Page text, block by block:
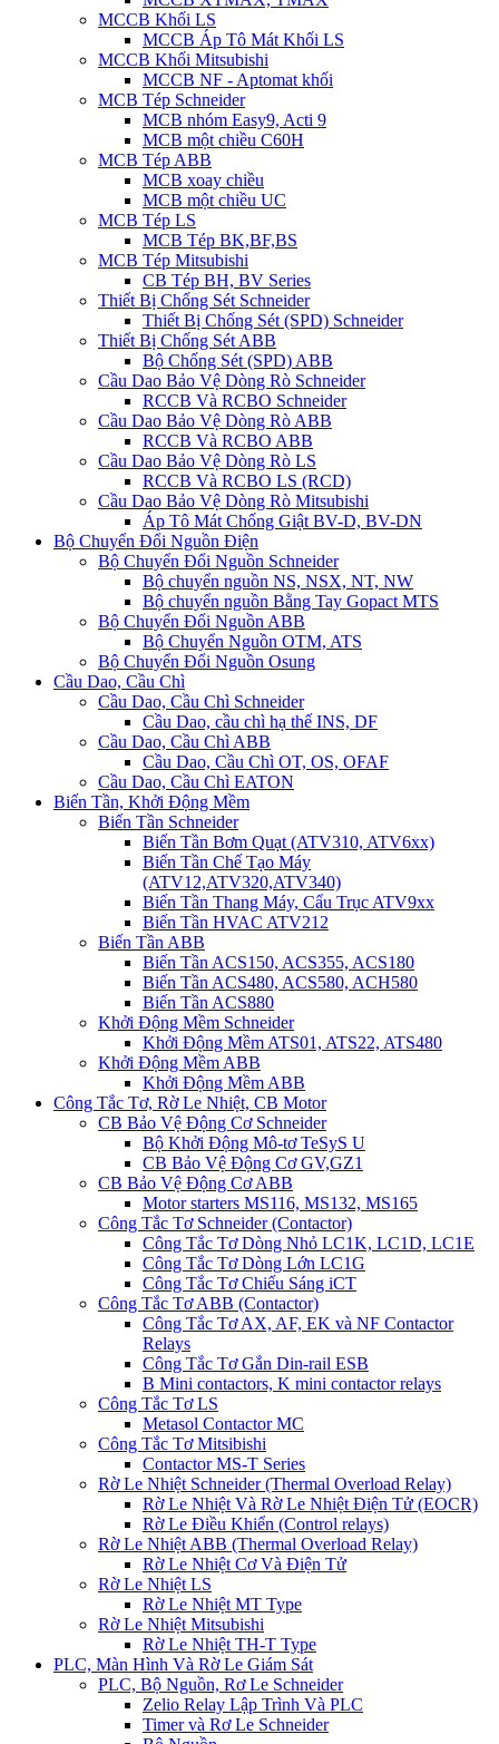
MCCB Khối LS
MCCB Áp Tô Mát Khối LS
MCCB Khối Mitsubishi
MCCB NF - Aptomat khối
MCB Tép Schneider
MCB nhóm Easy9, Acti 9
MCB một chiều C60H
MCB Tép ABB
MCB xoay chiều
MCB một chiều UC
MCB Tép LS
MCB Tép BK,BF,BS
MCB Tép Mitsubishi
CB Tép BH, BV Series
Thiết Bị Chống Sét Schneider
Thiết Bị Chống Sét (SPD) Schneider
Thiết Bị Chống Sét ABB
Bộ Chống Sét (SPD) ABB
Cầu Dao Bảo Vệ Dòng Rò Schneider
RCCB Và RCBO Schneider
Cầu Dao Bảo Vệ Dòng Rò ABB
RCCB Và RCBO ABB
Cầu Dao Bảo Vệ Dòng Rò LS
RCCB Và RCBO LS (RCD)
Cầu Dao Bảo Vệ Dòng Rò Mitsubishi
Áp Tô Mát Chống Giật BV-D, BV-DN
Bộ Chuyển Đổi Nguồn Điện
Bộ Chuyển Đổi Nguồn Schneider
Bộ chuyển nguồn NS, NSX, NT, NW
Bộ chuyển nguồn Bằng Tay Gopact MTS
Bộ Chuyển Đổi Nguồn ABB
Bộ Chuyển Nguồn OTM, ATS
Bộ Chuyển Đổi Nguồn Osung
Cầu Dao, Cầu Chì
Cầu Dao, Cầu Chì Schneider
Cầu Dao, cầu chì hạ thế INS, DF
Cầu Dao, Cầu Chì ABB
Cầu Dao, Cầu Chì OT, OS, OFAF
Cầu Dao, Cầu Chì EATON
Biến Tần, Khởi Động Mềm
Biến Tần Schneider
Biến Tần Bơm Quạt (ATV310, ATV6xx)
Biến Tần Chế Tạo Máy
(ATV12,ATV320,ATV340)
Biến Tần Thang Máy, Cẩu Trục ATV9xx
Biến Tần HVAC ATV212
Biến Tần ABB
Biến Tần ACS150, ACS355, ACS180
Biến Tần ACS480, ACS580, ACH580
Biến Tần ACS880
Khởi Động Mềm Schneider
Khởi Động Mềm ATS01, ATS22, ATS480
Khởi Động Mềm ABB
Khởi Động Mềm ABB
Công Tắc Tơ, Rờ Le Nhiệt, CB Motor
CB Bảo Vệ Động Cơ Schneider
Bộ Khởi Động Mô-tơ TeSyS U
CB Bảo Vệ Động Cơ GV,GZ1
CB Bảo Vệ Động Cơ ABB
Motor starters MS116, MS132, MS165
Công Tắc Tơ Schneider (Contactor)
Công Tắc Tơ Dòng Nhỏ LC1K, LC1D, LC1E
Công Tắc Tơ Dòng Lớn LC1G
Công Tắc Tơ Chiếu Sáng iCT
Công Tắc Tơ ABB (Contactor)
Công Tắc Tơ AX, AF, EK và NF Contactor
Relays
Công Tắc Tơ Gắn Din-rail ESB
B Mini contactors, K mini contactor relays
Công Tắc Tơ LS
Metasol Contactor MC
Công Tắc Tơ Mitsibishi
Contactor MS-T Series
Rờ Le Nhiệt Schneider (Thermal Overload Relay)
Rờ Le Nhiệt Và Rờ Le Nhiệt Điện Tử (EOCR)
Rờ Le Điều Khiển (Control relays)
Rờ Le Nhiệt ABB (Thermal Overload Relay)
Rờ Le Nhiệt Cơ Và Điện Tử
Rờ Le Nhiệt LS
Rờ Le Nhiệt MT Type
Rờ Le Nhiệt Mitsubishi
Rờ Le Nhiệt TH-T Type
PLC, Màn Hình Và Rờ Le Giám Sát
PLC, Bộ Nguồn, Rơ Le Schneider
Zelio Relay Lập Trình Và PLC
Timer và Rơ Le Schneider